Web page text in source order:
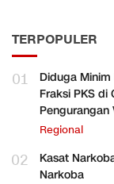
TERPOPULER
01
Diduga
Fraksi PKS di
Pengurangan
Regional
02
Kasat
Narkoba